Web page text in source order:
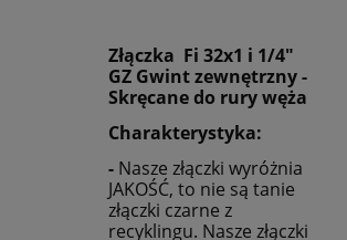
Złączka Fi 32x1 i 1/4"
GZ Gwint zewnętrzny -
Skręcane do rury węża
Charakterystyka:
- Nasze złączki wyróżnia
JAKOŚĆ, to nie są tanie
złączki czarne z
recyklingu. Nasze złączki